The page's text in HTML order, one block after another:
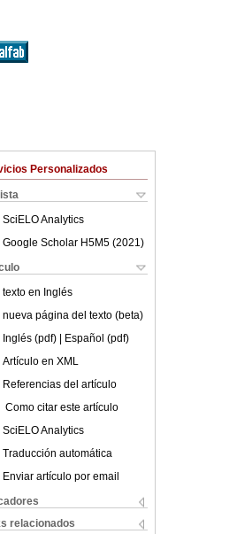
Personalizados
SciELO Analytics
Google Scholar H5M5 (2021 )
texto en Inglés
nueva página del texto (beta)
Inglés (pdf) | Español (pdf)
Artículo en XML
Referencias del artículo
Como citar este artículo
SciELO Analytics
Traducción automática
Enviar artículo por email
relacionados